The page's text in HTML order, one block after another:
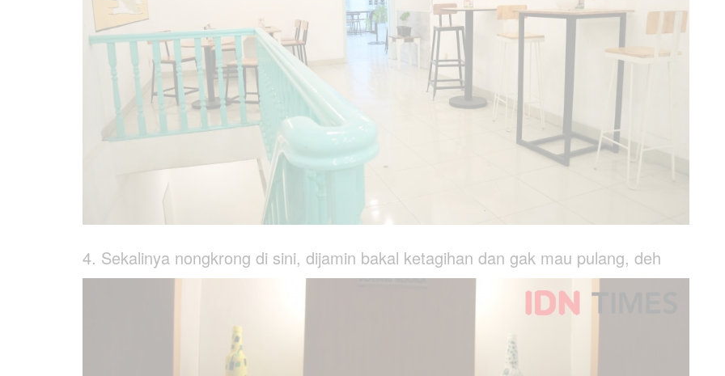
4. Sekalinya nongkrong di sini, dijamin bakal ketagihan dan gak mau pulang, deh